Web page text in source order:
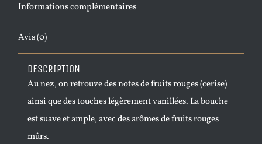
Informations complémentaires
Avis (0)
DESCRIPTION
Au nez, on retrouve des notes de fruits rouges (cerise)
ainsi que des touches légèrement vanillées. La bouche
est suave et ample, avec des arômes de fruits rouges
mûrs.